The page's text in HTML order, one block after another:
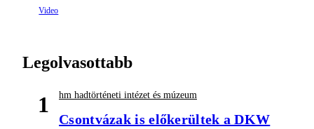
Legolvasottabb
1 hm hadtörténeti intézet és múzeum
Csontvázak is előkerültek a DKW